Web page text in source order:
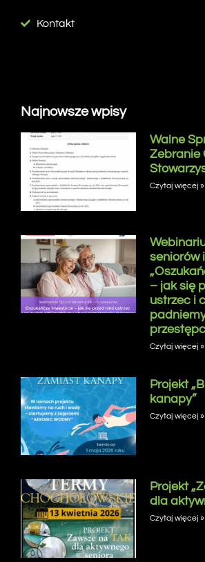
Kontakt
Najnowsze wpisy
Walne
Zebranie
Czytaj więcej »
seniorów
– jak się
ustrzec i
Czytaj więcej »
Projekt
kanapy”
Czytaj więcej »
Projekt
dla
Czytaj więcej »